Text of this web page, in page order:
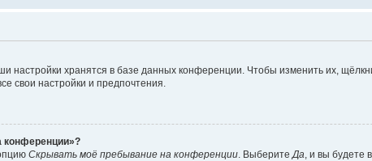
настройки хранятся в базе данных конференции. Чтобы изменить их,
свои настройки и предпочтения.
конференции»?
Скрывать моё пребывание на конференции. ВыберитеДа, и вы будете